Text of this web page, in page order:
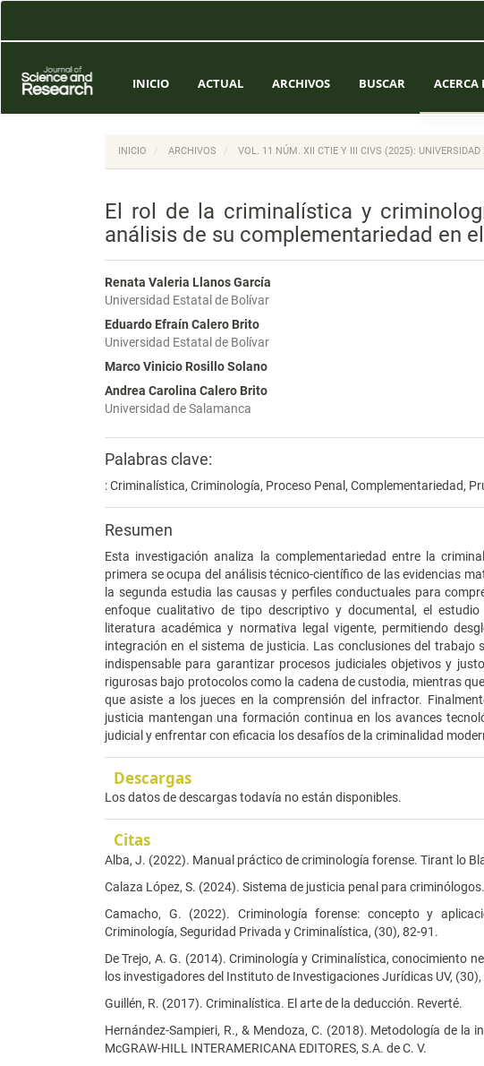
Contenido
Barra
lateral
INICIO ACTUAL ARCHIVOS BUSCAR ACERCA
EQUIPO
INICIO ARCHIVOS VOL. 11 NÚM. XII CTIE Y III CIVS (2025): UNIVERSIDAD
El rol de la criminalística y
análisis de su complementariedad en
Renata Valeria Llanos García
Universidad Estatal de Bolívar
Eduardo Efraín Calero Brito
Universidad Estatal de Bolívar
Marco Vinicio Rosillo Solano
Andrea Carolina Calero Brito
Universidad de Salamanca
Palabras clave:
: Criminalística, Criminología, Proceso Penal, Complementariedad,
Resumen
Esta investigación analiza la complementariedad entre la
primera se ocupa del análisis técnico-científico de las evidencias
la segunda estudia las causas y perfiles conductuales para
enfoque cualitativo de tipo descriptivo y documental, el
literatura académica y normativa legal vigente, permitiendo
integración en el sistema de justicia. Las conclusiones del
indispensable para garantizar procesos judiciales objetivos y
rigurosas bajo protocolos como la cadena de custodia, mientras
que asiste a los jueces en la comprensión del infractor.
justicia mantengan una formación continua en los avances
judicial y enfrentar con eficacia los desafíos de la criminalidad
Descargas
Los datos de descargas todavía no están disponibles.
Citas
Alba, J. (2022). Manual práctico de criminología forense. Tirant lo
Calaza López, S. (2024). Sistema de justicia penal para
Camacho, G. (2022). Criminología forense: concepto y
Criminología, Seguridad Privada y Criminalística, (30), 82-91.
De Trejo, A. G. (2014). Criminología y Criminalística, conocimiento
los investigadores del Instituto de Investigaciones Jurídicas UV, (30),
Guillén, R. (2017). Criminalística. El arte de la deducción. Reverté.
Hernández-Sampieri, R., & Mendoza, C. (2018). Metodología de
McGRAW-HILL INTERAMERICANA EDITORES, S.A. de C. V.